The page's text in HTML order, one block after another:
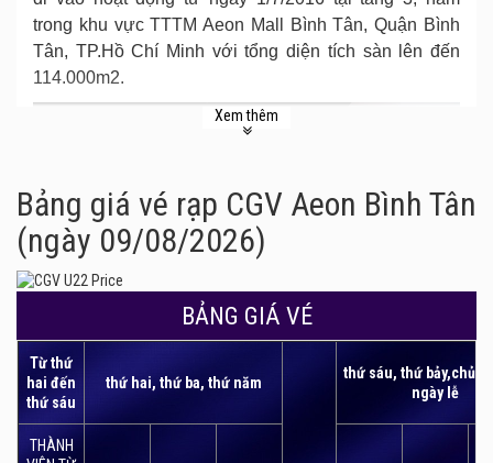
trong khu vực TTTM Aeon Mall Bình Tân, Quận Bình
Tân, TP.Hồ Chí Minh với tổng diện tích sàn lên đến
114.000m2.
Xem thêm
Bảng giá vé rạp CGV Aeon Bình Tân
(ngày 09/08/2026)
BẢNG GIÁ VÉ
Từ thứ
hai đến
thứ sáu
thứ hai, thứ ba, thứ năm
thứ sáu, thứ bảy,chủ
ngày lễ
THÀNH